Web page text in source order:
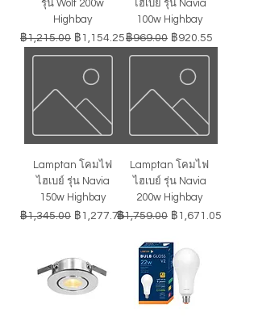
รุ่น Wolf 200w
Highbay
ราคาปกติ
฿1,215.00 ราคาขายลด
฿1,154.25
ไฮเบย์ รุ่น Navia
100w Highbay
ราคาปกติ
฿969.00 ราคาขายลด
฿920.55
Lamptan โคมไฟ
ไฮเบย์ รุ่น Navia
150w Highbay
ราคาปกติ
฿1,345.00 ราคาขายลด
฿1,277.75
Lamptan โคมไฟ
ไฮเบย์ รุ่น Navia
200w Highbay
ราคาปกติ
฿1,759.00 ราคาขายลด
฿1,671.05